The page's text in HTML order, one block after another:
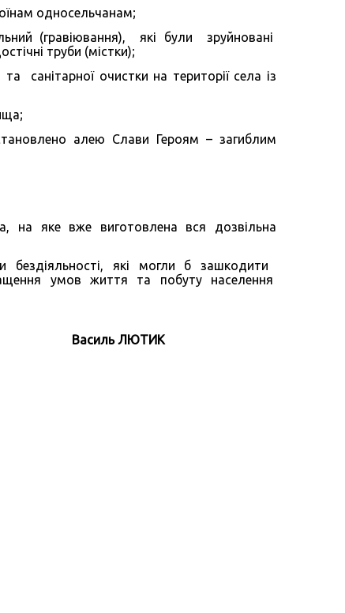
односельчанам;
(гравіювання), які були зруйновані
труби (містки);
санітарної очистки на території села із
алею Слави Героям – загиблим
на яке вже виготовлена вся дозвільна
бездіяльності, які могли б зашкодити
умов життя та побуту населення
Василь ЛЮТИК